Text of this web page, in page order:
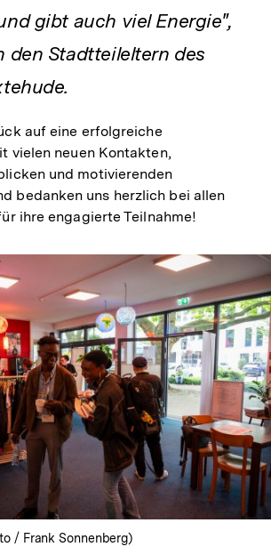
gibt auch viel Energie",
den Stadtteileltern des
auf eine erfolgreiche
vielen neuen Kontakten,
und motivierenden
bedanken uns herzlich bei allen
ihre engagierte Teilnahme!
In
Lightbox
öffnen
/ Frank Sonnenberg)